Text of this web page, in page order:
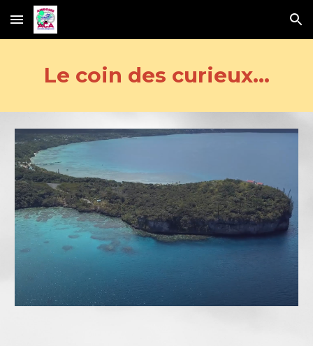
Skip to main content Skip to navigation
Le coin des curieux...